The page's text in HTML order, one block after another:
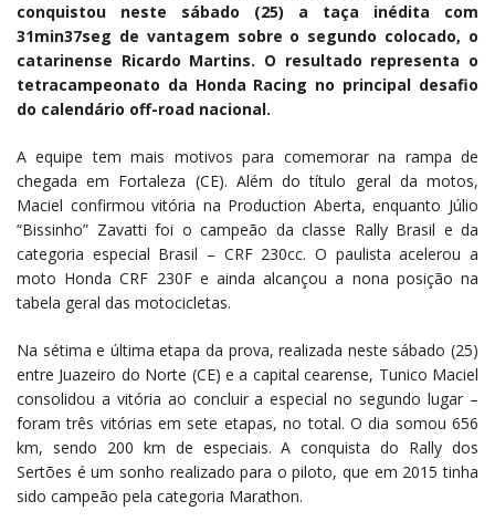
conquistou neste sábado (25) a taça inédita com
31min37seg de vantagem sobre o segundo colocado, o
catarinense Ricardo Martins. O resultado representa o
tetracampeonato da Honda Racing no principal desafio
do calendário off-road nacional.
A equipe tem mais motivos para comemorar na rampa de
chegada em Fortaleza (CE). Além do título geral da motos,
Maciel confirmou vitória na Production Aberta, enquanto Júlio
“Bissinho” Zavatti foi o campeão da classe Rally Brasil e da
categoria especial Brasil – CRF 230cc. O paulista acelerou a
moto Honda CRF 230F e ainda alcançou a nona posição na
tabela geral das motocicletas.
Na sétima e última etapa da prova, realizada neste sábado (25)
entre Juazeiro do Norte (CE) e a capital cearense, Tunico Maciel
consolidou a vitória ao concluir a especial no segundo lugar –
foram três vitórias em sete etapas, no total. O dia somou 656
km, sendo 200 km de especiais. A conquista do Rally dos
Sertões é um sonho realizado para o piloto, que em 2015 tinha
sido campeão pela categoria Marathon.